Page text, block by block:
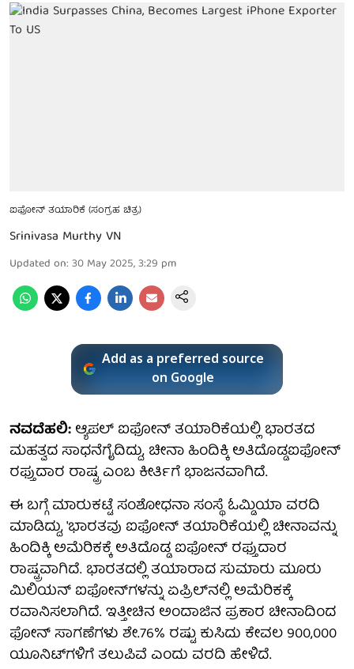
ಐಫೋನ್ ತಯಾರಿಕೆ (ಸಂಗ್ರಹ ಚಿತ್ರ)
Srinivasa Murthy VN
Updated on: 30 May 2025, 3:29 pm
Add as a preferred source
on Google
ನವದೆಹಲಿ:ಆ್ಯಪಲ್ ಐಫೋನ್ ತಯಾರಿಕೆಯಲ್ಲಿ ಭಾರತದ
ಮಹತ್ವದ ಸಾಧನೆಗೈದಿದ್ದು, ಚೀನಾ ಹಿಂದಿಕ್ಕಿ ಅತಿದೊಡ್ಡಐಫೋನ್
ರಫ್ತುದಾರ ರಾಷ್ಟ್ರ ಎಂಬ ಕೀರ್ತಿಗೆ ಭಾಜನವಾಗಿದೆ.
ಈ ಬಗ್ಗೆ ಮಾರುಕಟ್ಟೆ ಸಂಶೋಧನಾ ಸಂಸ್ಥೆ ಓಮ್ಡಿಯಾ ವರದಿ
ಮಾಡಿದ್ದು, 'ಭಾರತವು ಐಫೋನ್ ತಯಾರಿಕೆಯಲ್ಲಿ ಚೀನಾವನ್ನು
ಹಿಂದಿಕ್ಕಿ ಅಮೆರಿಕಕ್ಕೆ ಅತಿದೊಡ್ಡ ಐಫೋನ್ ರಫ್ತುದಾರ
ರಾಷ್ಟ್ರವಾಗಿದೆ. ಭಾರತದಲ್ಲಿ ತಯಾರಾದ ಸುಮಾರು ಮೂರು
ಮಿಲಿಯನ್ ಐಫೋನ್‌ಗಳನ್ನು ಏಪ್ರಿಲ್‌ನಲ್ಲಿ ಅಮೆರಿಕಕ್ಕೆ
ರವಾನಿಸಲಾಗಿದೆ. ಇತ್ತೀಚಿನ ಅಂದಾಜಿನ ಪ್ರಕಾರ ಚೀನಾದಿಂದ
ಫೋನ್ ಸಾಗಣೆಗಳು ಶೇ.76% ರಷ್ಟು ಕುಸಿದು ಕೇವಲ 900,000
ಯೂನಿಟ್‌ಗಳಿಗೆ ತಲುಪಿವೆ ಎಂದು ವರದಿ ಹೇಳಿದೆ.